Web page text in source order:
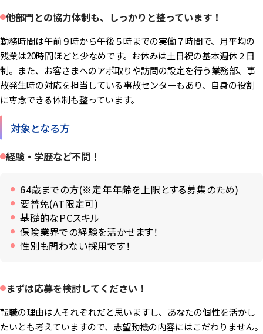
他部門との協力体制も、しっかりと整っています！
勤務時間は午前９時から午後５時までの実働７時間で、月平均の
残業は20時間ほどと少なめです。お休みは土日祝の基本週休２日
制。また、お客さまへのアポ取りや訪問の設定を行う業務部、事
故発生時の対応を担当している事故センターもあり、自身の役割
に専念できる体制も整っています。
対象となる方
経験・学歴など不問！
64歳までの方(※定年年齢を上限とする募集のため)
要普免(AT限定可)
基礎的なPCスキル
保険業界での経験を活かせます！
性別も問わない採用です！
まずは応募を検討してください！
転職の理由は人それぞれだと思いますし、あなたの個性を活かし
たいとも考えていますので、志望動機の内容にはこだわりません。